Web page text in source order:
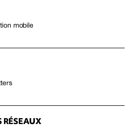
mobile
RÉSEAUX